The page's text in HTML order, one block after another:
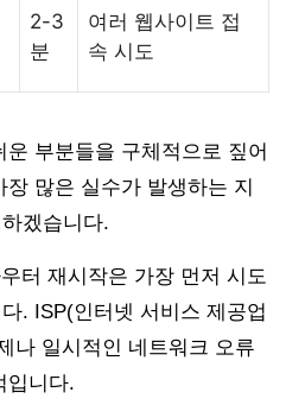
2-3
분
여러 웹사이트 접
속 시도
부분들을 구체적으로 짚어
많은 실수가 발생하는 지
겠습니다.
터 재시작은 가장 먼저 시도
. ISP(인터넷 서비스 제공업
나 일시적인 네트워크 오류
입니다.